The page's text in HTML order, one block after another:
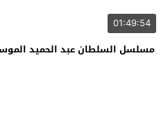
01:49:54
مسلسل السلطان عبد الحميد الموسم